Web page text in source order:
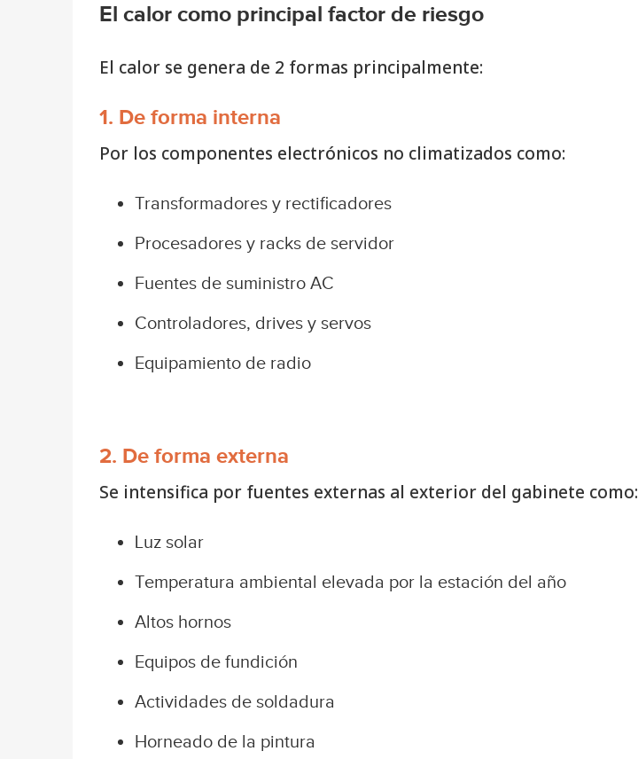
El calor como principal factor de riesgo
El calor se genera de 2 formas principalmente:
1. De forma interna
Por los componentes electrónicos no climatizados como:
Transformadores y rectificadores
Procesadores y racks de servidor
Fuentes de suministro AC
Controladores, drives y servos
Equipamiento de radio
2. De forma externa
Se intensifica por fuentes externas al exterior del gabinete como:
Luz solar
Temperatura ambiental elevada por la estación del año
Altos hornos
Equipos de fundición
Actividades de soldadura
Horneado de la pintura